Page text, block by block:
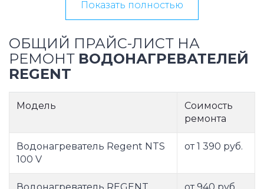
Показать полностью
ОБЩИЙ ПРАЙС-ЛИСТ НА
РЕМОНТ ВОДОНАГРЕВАТЕЛЕЙ
REGENT
Модель
Соимость
ремонта
Водонагреватель Regent NTS
100 V
от 1 390 руб.